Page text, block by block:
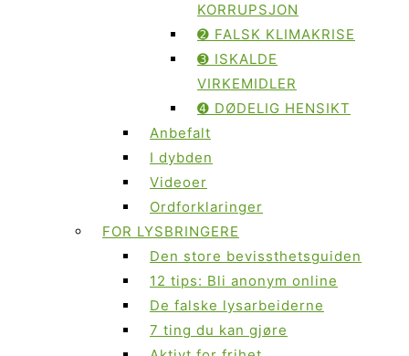
KORRUPSJON
➋ FALSK KLIMAKRISE
➌ ISKALDE
VIRKEMIDLER
➍ DØDELIG HENSIKT
Anbefalt
I dybden
Videoer
Ordforklaringer
FOR LYSBRINGERE
Den store bevissthetsguiden
12 tips: Bli anonym online
De falske lysarbeiderne
7 ting du kan gjøre